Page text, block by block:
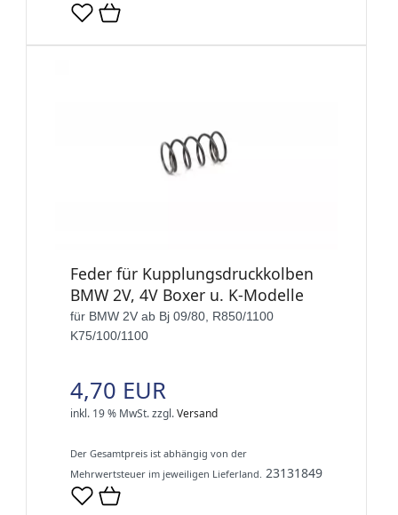
Feder für Kupplungsdruckkolben
BMW 2V, 4V Boxer u. K-Modelle
für BMW 2V ab Bj 09/80, R850/1100
K75/100/1100
4,70 EUR
inkl. 19 % MwSt.zzgl.Versand
Der Gesamtpreis ist abhängig von der
Mehrwertsteuer im jeweiligen Lieferland. 23131849